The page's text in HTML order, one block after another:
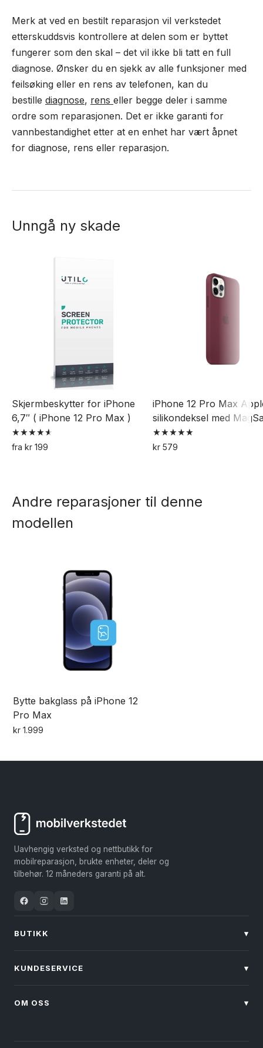
Merk at ved en bestilt reparasjon vil verkstedet
etterskuddsvis kontrollere at delen som er byttet
fungerer som den skal – det vil ikke bli tatt en full
diagnose. Ønsker du en sjekk av alle funksjoner med
feilsøking eller en rens av telefonen, kan du
bestille diagnose, rens eller begge deler i samme
ordre som reparasjonen. Det er ikke garanti for
vannbestandighet etter at en enhet har vært åpnet
for diagnose, rens eller reparasjon.
Unngå ny skade
Skjermbeskytter for iPhone
6,7″ ( iPhone 12 Pro Max )
Vurdert
4.63
fra kr 199
flere
varianter.
produktsiden
iPhone 12 Pro Max
silikondeksel med
Vurdert
5.00
kr579
flere
Andre reparasjoner til denne
modellen
Bytte bakglass på iPhone 12
Pro Max
kr 1.999
Uavhengig verksted og nettbutikk for
mobilreparasjon, brukte enheter, deler og
tilbehør. 12 måneders garanti på alt.
BUTIKK ▾
KUNDESERVICE ▾
OM OSS ▾